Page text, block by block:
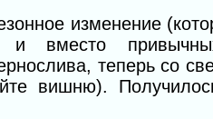
изменение
вместо
теперь со
вишню).